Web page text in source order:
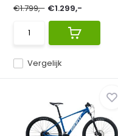
Vergelijk
€1.799,- €1.299,-